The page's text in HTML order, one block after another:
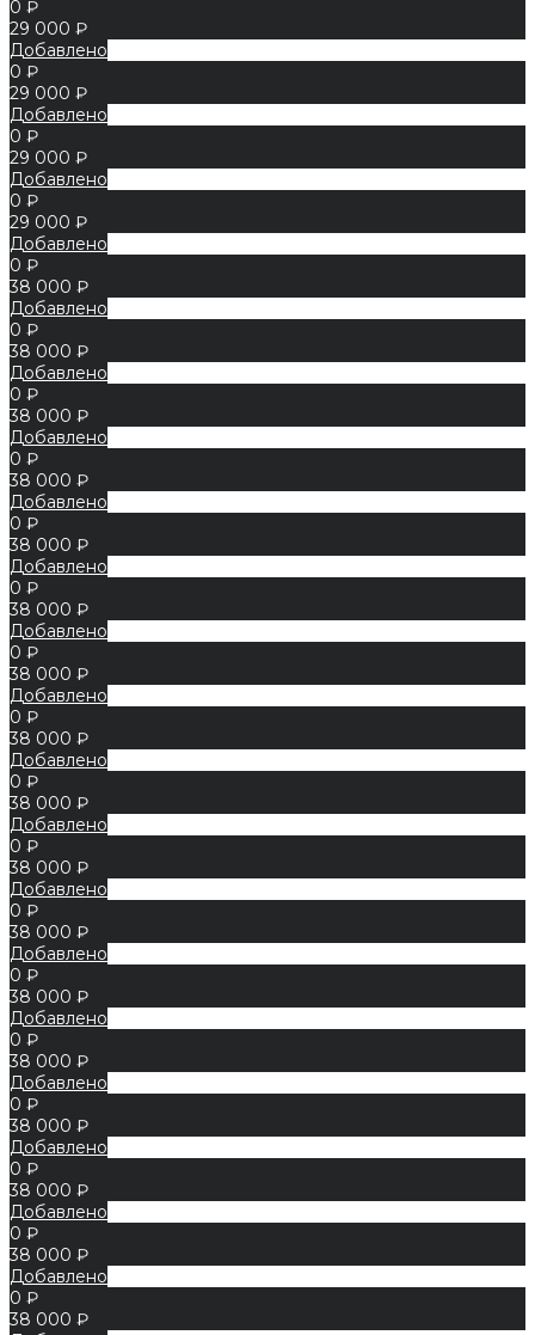
0 ₽
29 000 ₽
Добавлено
0 ₽
29 000 ₽
Добавлено
0 ₽
29 000 ₽
Добавлено
0 ₽
29 000 ₽
Добавлено
0 ₽
38 000 ₽
Добавлено
0 ₽
38 000 ₽
Добавлено
0 ₽
38 000 ₽
Добавлено
0 ₽
38 000 ₽
Добавлено
0 ₽
38 000 ₽
Добавлено
0 ₽
38 000 ₽
Добавлено
0 ₽
38 000 ₽
Добавлено
0 ₽
38 000 ₽
Добавлено
0 ₽
38 000 ₽
Добавлено
0 ₽
38 000 ₽
Добавлено
0 ₽
38 000 ₽
Добавлено
0 ₽
38 000 ₽
Добавлено
0 ₽
38 000 ₽
Добавлено
0 ₽
38 000 ₽
Добавлено
0 ₽
38 000 ₽
Добавлено
0 ₽
38 000 ₽
Добавлено
0 ₽
38 000 ₽